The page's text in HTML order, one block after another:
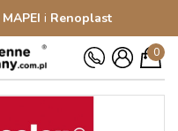
MAPEI i Renoplast
0